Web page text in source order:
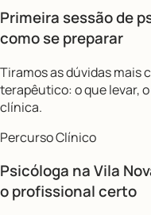
Primeira sessão de
como se preparar
Tiramos as dúvidas mais
terapêutico: o que levar,
clínica.
Percurso Clínico
Psicóloga na Vila
o profissional certo